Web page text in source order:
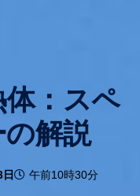
：スペ
解説
午前10時30分